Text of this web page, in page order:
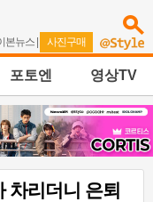
본뉴스 | 사진구매
포토엔 영상TV
차리더니 은퇴